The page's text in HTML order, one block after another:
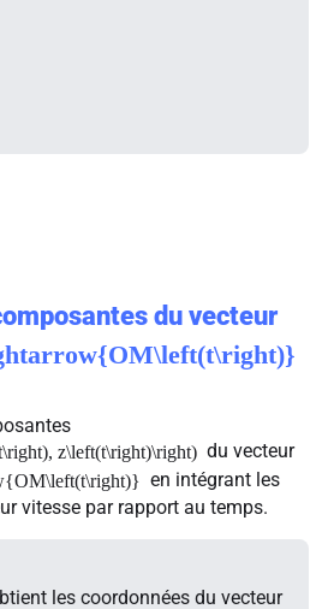
du vecteur
z\left(t\right)\right) du vecteur
en intégrant les
vitesse par rapport au temps.
les coordonnées du vecteur